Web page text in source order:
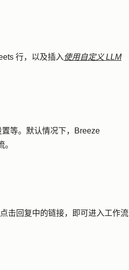
行，以及插入 使用自定义 LLM
等。默认情况下，Breeze
击回复中的链接，即可进入工作流